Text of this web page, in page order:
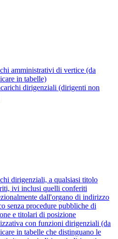
amministrativi di vertice (da
in tabelle)
dirigenziali (dirigenti non
dirigenziali, a qualsiasi titolo
ivi inclusi quelli conferiti
dall'organo di indirizzo
senza procedure pubbliche di
e titolari di posizione
con funzioni dirigenziali (da
in tabelle che distinguano le